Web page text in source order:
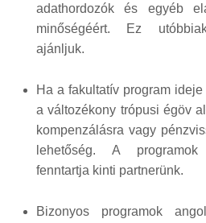
adathordozók és egyéb
minőségéért. Ez
ajánljuk.
Ha a fakultatív program
a változékony trópusi égöv
kompenzálásra vagy
lehetőség. A
fenntartja kinti partnerünk.
Bizonyos programok